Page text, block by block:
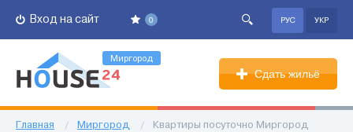
0
Вход на сайт РУС УКР
Миргород
Сдать жильё
Главная / Миргород / Квартиры посуточно Миргород